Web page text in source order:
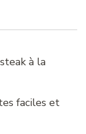
à la
faciles et